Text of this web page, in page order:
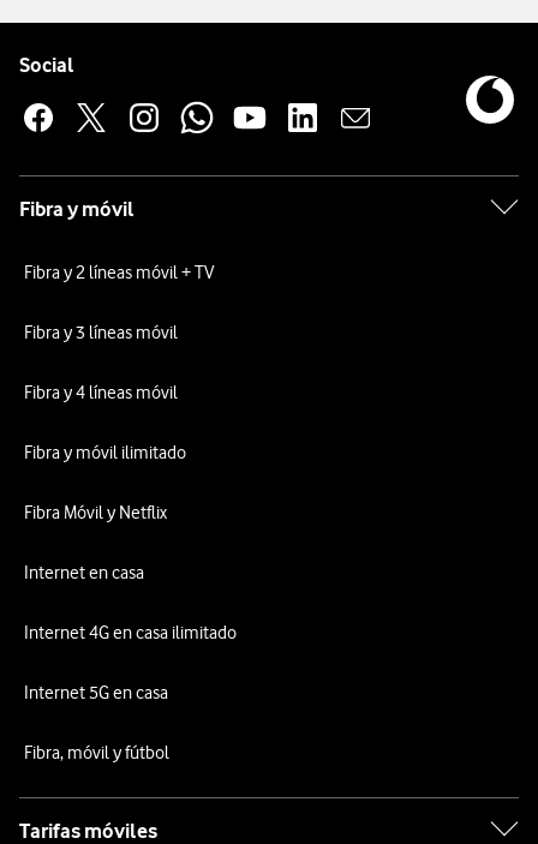
Social
Fibra y móvil
Fibra y 2 líneas móvil + TV
Fibra y 3 líneas móvil
Fibra y 4 líneas móvil
Fibra y móvil ilimitado
Fibra Móvil y Netflix
Internet en casa
Internet 4G en casa ilimitado
Internet 5G en casa
Fibra, móvil y fútbol
Tarifas móviles